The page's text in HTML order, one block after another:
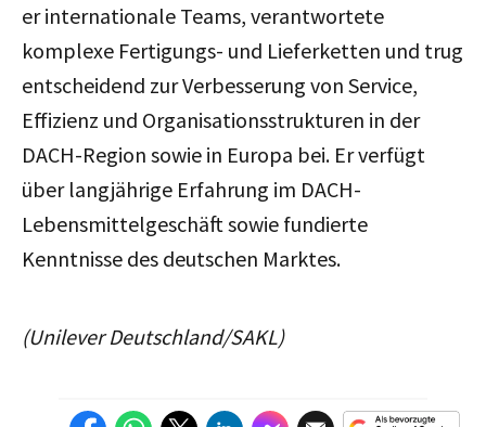
er internationale Teams, verantwortete
komplexe Fertigungs- und Lieferketten und trug
entscheidend zur Verbesserung von Service,
Effizienz und Organisationsstrukturen in der
DACH-Region sowie in Europa bei. Er verfügt
über langjährige Erfahrung im DACH-
Lebensmittelgeschäft sowie fundierte
Kenntnisse des deutschen Marktes.
(Unilever Deutschland/SAKL)